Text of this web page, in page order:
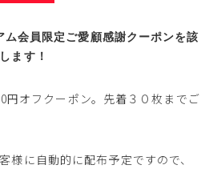
会員限定ご愛顧感謝クーポンを該
ます！
円オフクーポン。先着３０枚までご
様に自動的に配布予定ですので、
んで検索する